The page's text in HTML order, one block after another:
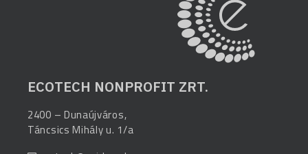
ECOTECH NONPROFIT ZRT.
2400 – Dunaújváros,
Táncsics Mihály u. 1/a